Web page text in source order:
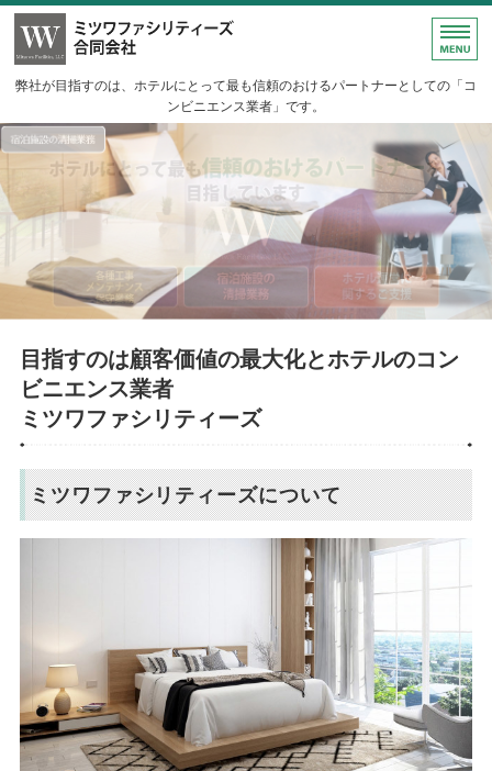
宿泊施設の清掃・保守・運営支
弊社が目指すのは、ホテルにとって最も信頼のおけるパートナーとしての「コ
ンビニエンス業者」です。
ホーム
宿泊施設の清掃業務
会社情報
目指すのは顧客価値の最大化とホテルのコン
ビニエンス業者
ミツワファシリティーズ
ミツワファシリティーズについて